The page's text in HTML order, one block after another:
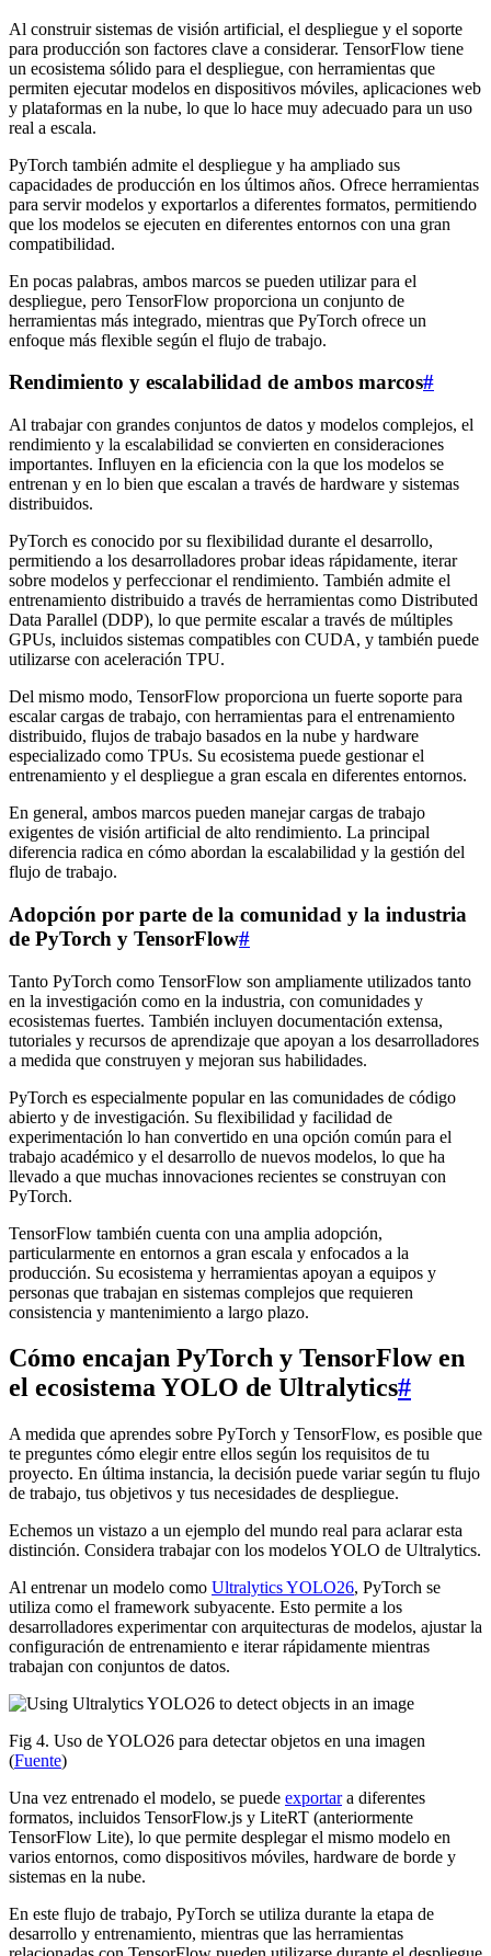
Al construir sistemas de visión artificial, el despliegue y el soporte
para producción son factores clave a considerar. TensorFlow tiene
un ecosistema sólido para el despliegue, con herramientas que
permiten ejecutar modelos en dispositivos móviles, aplicaciones web
y plataformas en la nube, lo que lo hace muy adecuado para un uso
real a escala.
PyTorch también admite el despliegue y ha ampliado sus
capacidades de producción en los últimos años. Ofrece herramientas
para servir modelos y exportarlos a diferentes formatos, permitiendo
que los modelos se ejecuten en diferentes entornos con una gran
compatibilidad.
En pocas palabras, ambos marcos se pueden utilizar para el
despliegue, pero TensorFlow proporciona un conjunto de
herramientas más integrado, mientras que PyTorch ofrece un
enfoque más flexible según el flujo de trabajo.
Rendimiento y escalabilidad de ambos marcos#
Al trabajar con grandes conjuntos de datos y modelos complejos, el
rendimiento y la escalabilidad se convierten en consideraciones
importantes. Influyen en la eficiencia con la que los modelos se
entrenan y en lo bien que escalan a través de hardware y sistemas
distribuidos.
PyTorch es conocido por su flexibilidad durante el desarrollo,
permitiendo a los desarrolladores probar ideas rápidamente, iterar
sobre modelos y perfeccionar el rendimiento. También admite el
entrenamiento distribuido a través de herramientas como Distributed
Data Parallel (DDP), lo que permite escalar a través de múltiples
GPUs, incluidos sistemas compatibles con CUDA, y también puede
utilizarse con aceleración TPU.
Del mismo modo, TensorFlow proporciona un fuerte soporte para
escalar cargas de trabajo, con herramientas para el entrenamiento
distribuido, flujos de trabajo basados en la nube y hardware
especializado como TPUs. Su ecosistema puede gestionar el
entrenamiento y el despliegue a gran escala en diferentes entornos.
En general, ambos marcos pueden manejar cargas de trabajo
exigentes de visión artificial de alto rendimiento. La principal
diferencia radica en cómo abordan la escalabilidad y la gestión del
flujo de trabajo.
Adopción por parte de la comunidad y la industria
de PyTorch y TensorFlow#
Tanto PyTorch como TensorFlow son ampliamente utilizados tanto
en la investigación como en la industria, con comunidades y
ecosistemas fuertes. También incluyen documentación extensa,
tutoriales y recursos de aprendizaje que apoyan a los desarrolladores
a medida que construyen y mejoran sus habilidades.
PyTorch es especialmente popular en las comunidades de código
abierto y de investigación. Su flexibilidad y facilidad de
experimentación lo han convertido en una opción común para el
trabajo académico y el desarrollo de nuevos modelos, lo que ha
llevado a que muchas innovaciones recientes se construyan con
PyTorch.
TensorFlow también cuenta con una amplia adopción,
particularmente en entornos a gran escala y enfocados a la
producción. Su ecosistema y herramientas apoyan a equipos y
personas que trabajan en sistemas complejos que requieren
consistencia y mantenimiento a largo plazo.
Cómo encajan PyTorch y TensorFlow en
el ecosistema YOLO de Ultralytics#
A medida que aprendes sobre PyTorch y TensorFlow, es posible que
te preguntes cómo elegir entre ellos según los requisitos de tu
proyecto. En última instancia, la decisión puede variar según tu flujo
de trabajo, tus objetivos y tus necesidades de despliegue.
Echemos un vistazo a un ejemplo del mundo real para aclarar esta
distinción. Considera trabajar con los modelos YOLO de Ultralytics.
Al entrenar un modelo como Ultralytics YOLO26, PyTorch se
utiliza como el framework subyacente. Esto permite a los
desarrolladores experimentar con arquitecturas de modelos, ajustar la
configuración de entrenamiento e iterar rápidamente mientras
trabajan con conjuntos de datos.
Fig 4. Uso de YOLO26 para detectar objetos en una imagen
(Fuente)
Una vez entrenado el modelo, se puede exportara diferentes
formatos, incluidos TensorFlow.js y LiteRT (anteriormente
TensorFlow Lite), lo que permite desplegar el mismo modelo en
varios entornos, como dispositivos móviles, hardware de borde y
sistemas en la nube.
En este flujo de trabajo, PyTorch se utiliza durante la etapa de
desarrollo y entrenamiento, mientras que las herramientas